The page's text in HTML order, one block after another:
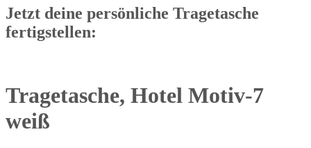
Jetzt deine persönliche Tragetasche
fertigstellen:
Tragetasche, Hotel Motiv-7
weiß